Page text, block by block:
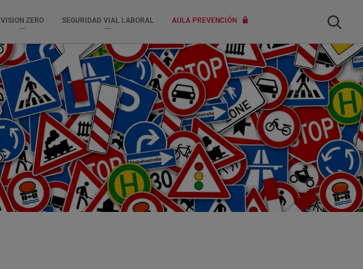
VISION ZERO SEGURIDAD VIAL LABORAL AULA PREVENCIÓN Buscar